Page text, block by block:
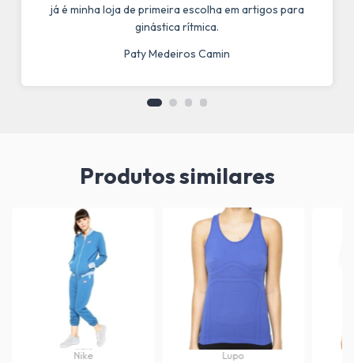
já é minha loja de primeira escolha em artigos para
ginástica rítmica.
Paty Medeiros Camin
Produtos similares
Nike Lupo